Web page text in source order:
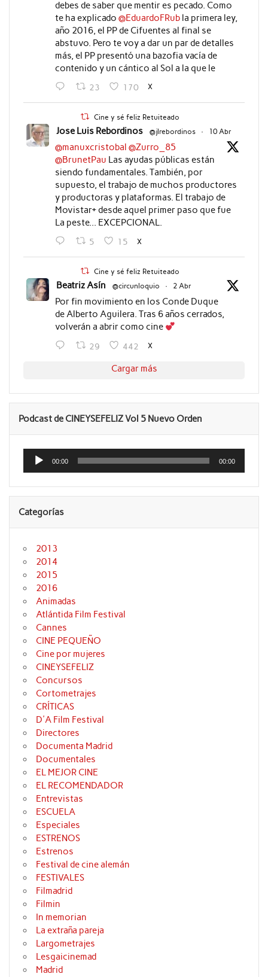
debes de saber que mentir es pecado. Como
te ha explicado @EduardoFRubla primera ley,
año 2016, el PP de Cifuentes al final se
abstuvo. Pero te voy a dar un par de detalles
más, el PP presentó una bazofia vacía de
contenido y un cántico al Sol a la que le
23 170 X
Cine y sé feliz Retuiteado
Jose Luis Rebordinos @jlrebordinos · 10 Abr
@manuxcristobal @Zurro_85
@BrunetPau Las ayudas públicas están
siendo fundamentales. También, por
supuesto, el trabajo de muchos productores
y productoras y plataformas. El trabajo de
Movistar+ desde aquel primer paso que fue
La peste... EXCEPCIONAL.
5 15 X
Cine y sé feliz Retuiteado
Beatriz Asín @circunloquio · 2 Abr
Por fin movimiento en los Conde Duque
de Alberto Aguilera. Tras 6 años cerrados,
volverán a abrir como cine
29 442 X
Cargar más
Podcast de CINEYSEFELIZ Vol 5 Nuevo Orden
Reproductor
audio
00:00 00:00
Categorías
2013
2014
2015
2016
Animadas
Atlántida Film Festival
Cannes
CINE PEQUEÑO
Cine por mujeres
CINEYSEFELIZ
Concursos
Cortometrajes
CRÍTICAS
D'A Film Festival
Directores
Documenta Madrid
Documentales
EL MEJOR CINE
EL RECOMENDADOR
Entrevistas
ESCUELA
Especiales
ESTRENOS
Estrenos
Festival de cine alemán
FESTIVALES
Filmadrid
Filmin
In memorian
La extraña pareja
Largometrajes
Lesgaicinemad
Madrid